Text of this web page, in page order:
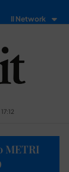
Il Network
METRI